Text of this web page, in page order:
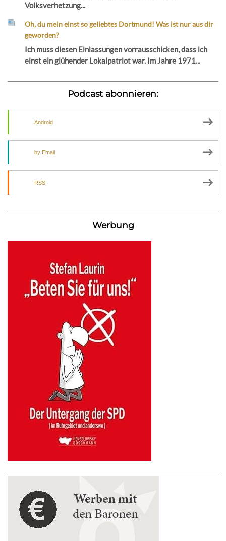
Volksverhetzung...
Oh, du mein einst so geliebtes Dortmund! Was ist nur aus dir
geworden?
Ich muss diesen Einlassungen vorrausschicken, dass ich
einst ein glühender Lokalpatriot war. Im Jahre 1971...
Podcast abonnieren:
Android
by Email
RSS
Werbung